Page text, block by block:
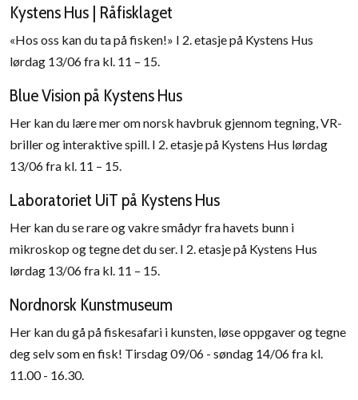
Kystens Hus | Råfisklaget
«Hos oss kan du ta på fisken!» I 2. etasje på Kystens Hus
lørdag 13/06 fra kl. 11 – 15.
Blue Vision på Kystens Hus
Her kan du lære mer om norsk havbruk gjennom tegning, VR-
briller og interaktive spill. I 2. etasje på Kystens Hus lørdag
13/06 fra kl. 11 – 15.
Laboratoriet UiT på Kystens Hus
Her kan du se rare og vakre smådyr fra havets bunn i
mikroskop og tegne det du ser. I 2. etasje på Kystens Hus
lørdag 13/06 fra kl. 11 – 15.
Nordnorsk Kunstmuseum
Her kan du gå på fiskesafari i kunsten, løse oppgaver og tegne
deg selv som en fisk! Tirsdag 09/06 - søndag 14/06 fra kl.
11.00 - 16.30.